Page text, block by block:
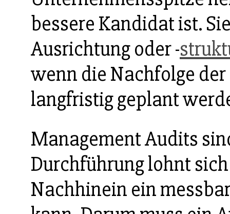
bessere Kandidat ist.
Ausrichtung oder -
wenn die Nachfolge
langfristig geplant
Management Audits
Durchführung lohnt
Nachhinein ein